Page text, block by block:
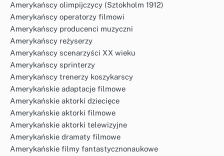
Amerykańscy olimpijczycy (Sztokholm 1912)
Amerykańscy operatorzy filmowi
Amerykańscy producenci muzyczni
Amerykańscy reżyserzy
Amerykańscy scenarzyści XX wieku
Amerykańscy sprinterzy
Amerykańscy trenerzy koszykarscy
Amerykańskie adaptacje filmowe
Amerykańskie aktorki dziecięce
Amerykańskie aktorki filmowe
Amerykańskie aktorki telewizyjne
Amerykańskie dramaty filmowe
Amerykańskie filmy fantastycznonaukowe